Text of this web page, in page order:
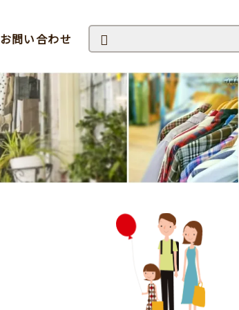
お問い合わせ